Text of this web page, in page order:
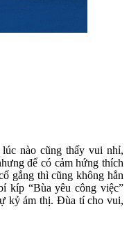
nào cũng thấy vui nhỉ,
để có cảm hứng thích
gắng thì cũng không hẳn
kíp “Bùa yêu công việc”
kỷ ám thị. Đùa tí cho vui,